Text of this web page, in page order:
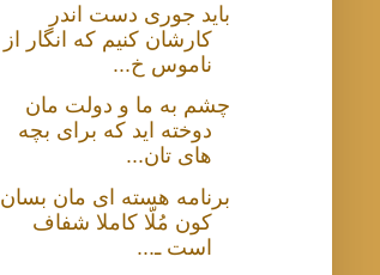
باید جوری دست اندر
کارشان کنیم که انگار از
ناموس خ...
چشم به ما و دولت مان
دوخته اید که برای بچه
های تان...
برنامه هسته ای مان بسان
کون مُلّا کاملا شفاف
است ـ...